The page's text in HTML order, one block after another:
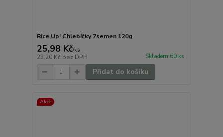
Rice Up! Chlebíčky 7semen 120g
25,98 Kč/ks
23,20 Kč bez DPH Skladem 60 ks
Přidat do košíku
Akce